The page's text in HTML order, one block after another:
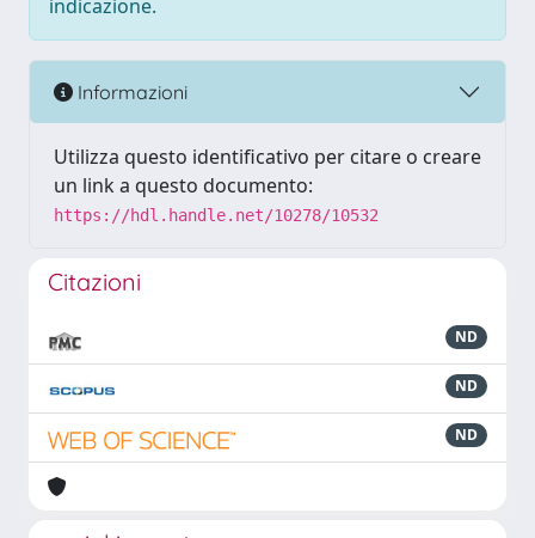
indicazione.
Informazioni
Utilizza questo identificativo per citare o creare
un link a questo documento:
https://hdl.handle.net/10278/10532
Citazioni
ND
ND
ND